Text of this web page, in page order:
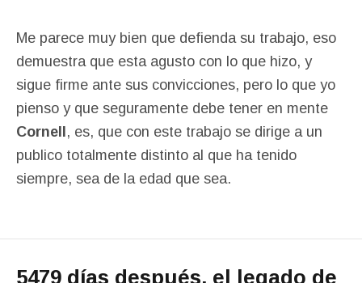
Me parece muy bien que defienda su trabajo, eso
demuestra que esta agusto con lo que hizo, y
sigue firme ante sus convicciones, pero lo que yo
pienso y que seguramente debe tener en mente
Cornell , es, que con este trabajo se dirige a un
publico totalmente distinto al que ha tenido
siempre, sea de la edad que sea.
5479 días después, el legado de